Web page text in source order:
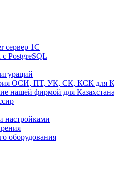
сервер 1С
PostgreSQL
ОСИ, ПТ, УК, СК, КСК для
нашей фирмой для
настройками
оборудования